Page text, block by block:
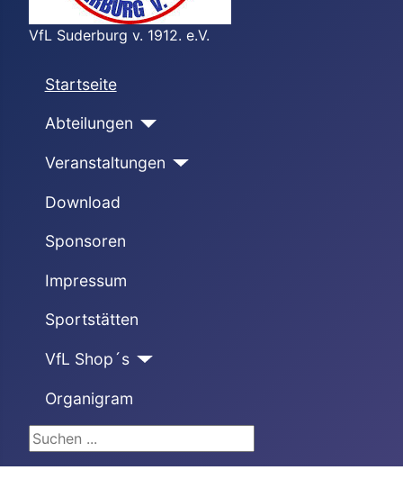
VfL Suderburg v. 1912. e.V.
Startseite
Abteilungen
Veranstaltungen
Download
Sponsoren
Impressum
Sportstätten
VfL Shop´s
Organigram
Suchen ...